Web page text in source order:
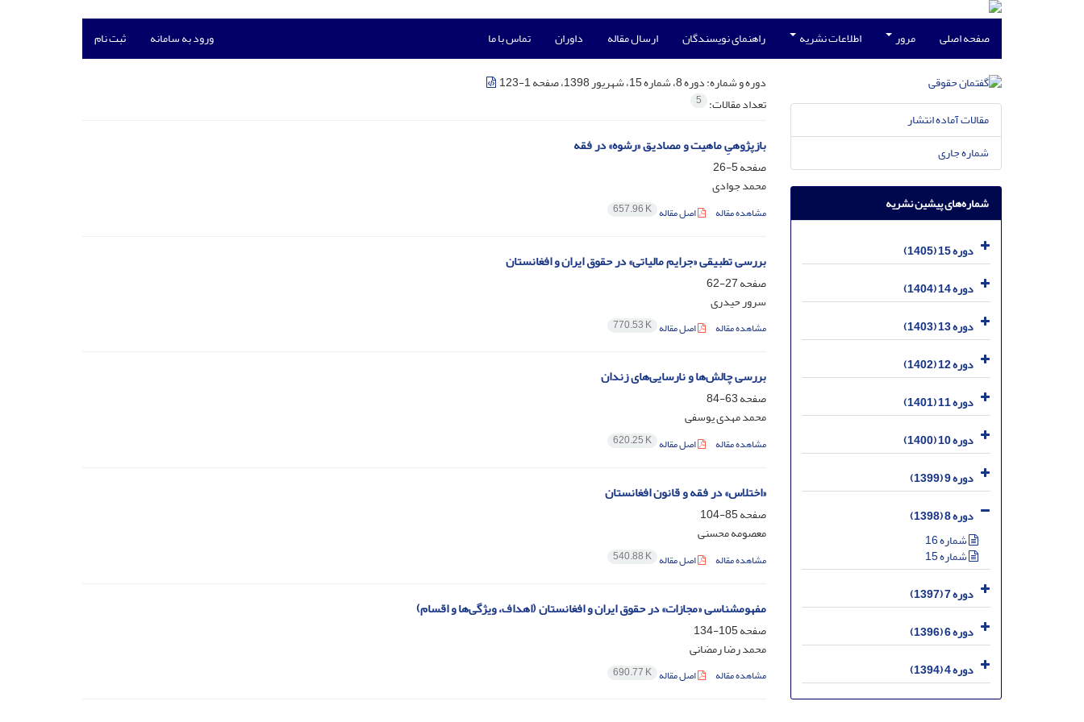
صفحه اصلی مرور اطلاعات نشریه راهنمای نویسندگان ارسال مقاله داوران تماس با ما ورود به سامانه ثبت نام
دوره و شماره:دوره 8، شماره 15، شهریور 1398، صفحه 1-123
تعداد مقالات: 5
بازپژوهیِ ماهیت و مصادیق «رشوه» در فقه
صفحه5-26
محمد جوادی
مشاهده مقاله اصل مقاله 657.96 K
بررسی تطبیقی «جرایم مالیاتی» در حقوق ایران و افغانستان
صفحه27-62
سرور حیدری
مشاهده مقاله اصل مقاله 770.53 K
بررسی چالش‌ها و نارسایی‌های زندان
صفحه63-84
محمد مهدی یوسفی
مشاهده مقاله اصل مقاله 620.25 K
«اختلاس» در فقه و قانون افغانستان
صفحه85-104
معصومه محسنی
مشاهده مقاله اصل مقاله 540.88 K
مفهومشناسی «مجازات» در حقوق ایران و افغانستان (اهداف، ویژگی‌ها و اقسام)
صفحه105-134
محمد رضا رمضانی
مشاهده مقاله اصل مقاله 690.77 K
مقالات آماده انتشار
شماره جاری
شماره‌های پیشین نشریه
دوره 15 (1405)
دوره 14 (1404)
دوره 13 (1403)
دوره 12 (1402)
دوره 11 (1401)
دوره 10 (1400)
دوره 9 (1399)
دوره 8 (1398)
شماره 16
شماره 15
دوره 7 (1397)
دوره 6 (1396)
دوره 4 (1394)